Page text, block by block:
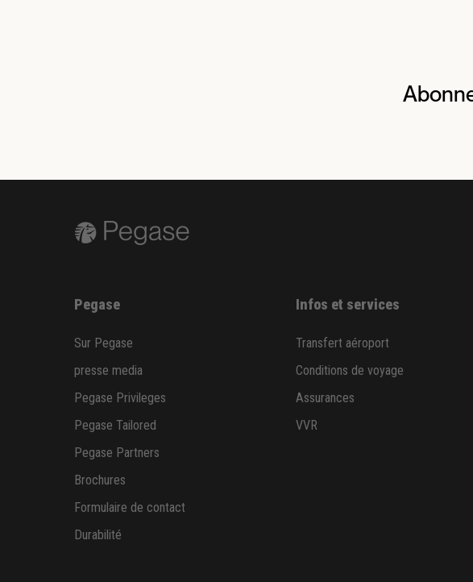
Pegase
Sur Pegase
presse media
Pegase Privileges
Pegase Tailored
Pegase Partners
Brochures
Formulaire de contact
Durabilité
Infos et services
Transfert aéroport
Conditions de voyage
Assurances
VVR